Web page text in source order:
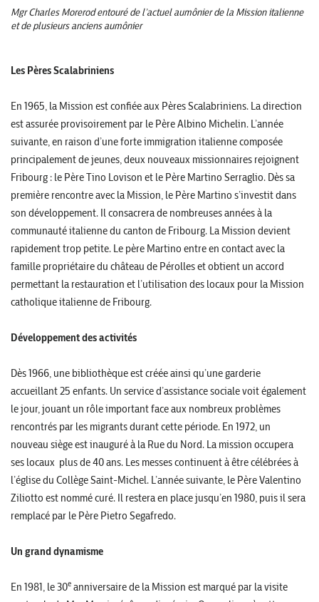
Mgr Charles Morerod entouré de l’actuel aumônier de la Mission italienne
et de plusieurs anciens aumônier
Les Pères Scalabriniens
En 1965, la Mission est confiée aux Pères Scalabriniens. La direction
est assurée provisoirement par le Père Albino Michelin. L’année
suivante, en raison d’une forte immigration italienne composée
principalement de jeunes, deux nouveaux missionnaires rejoignent
Fribourg : le Père Tino Lovison et le Père Martino Serraglio. Dès sa
première rencontre avec la Mission, le Père Martino s’investit dans
son développement. Il consacrera de nombreuses années à la
communauté italienne du canton de Fribourg. La Mission devient
rapidement trop petite. Le père Martino entre en contact avec la
famille propriétaire du château de Pérolles et obtient un accord
permettant la restauration et l’utilisation des locaux pour la Mission
catholique italienne de Fribourg.
Développement des activités
Dès 1966, une bibliothèque est créée ainsi qu’une garderie
accueillant 25 enfants. Un service d’assistance sociale voit également
le jour, jouant un rôle important face aux nombreux problèmes
rencontrés par les migrants durant cette période. En 1972, un
nouveau siège est inauguré à la Rue du Nord. La mission occupera
ses locaux plus de 40 ans. Les messes continuent à être célébrées à
l’église du Collège Saint-Michel. L’année suivante, le Père Valentino
Ziliotto est nommé curé. Il restera en place jusqu’en 1980, puis il sera
remplacé par le Père Pietro Segafredo.
Un grand dynamisme
En 1981, le 30e anniversaire de la Mission est marqué par la visite